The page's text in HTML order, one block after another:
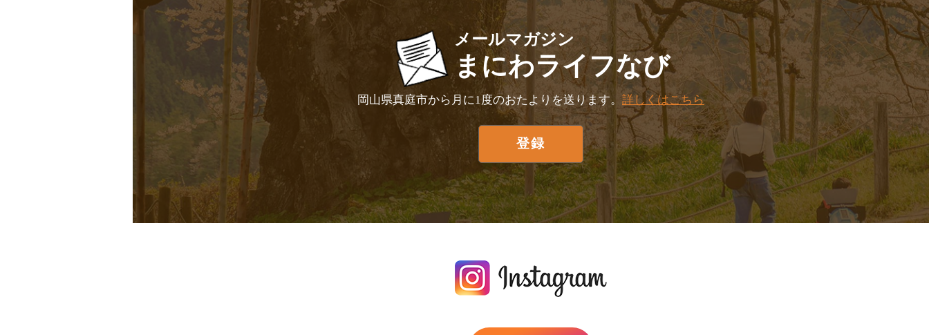
メールマガジン
まにわライフなび
岡山県真庭市から月に1度のおたよりを送ります。 詳しくはこちら